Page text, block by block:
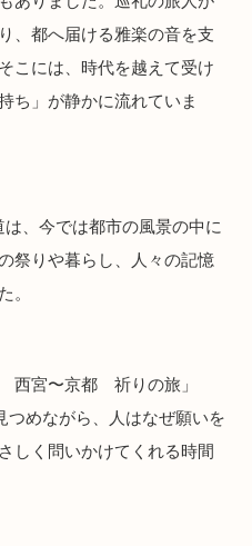
、都へ届ける雅楽の音を支
こには、時代を越えて受け
ち」が静かに流れていま
、今では都市の風景の中に
祭りや暮らし、人々の記憶
。
西宮〜京都 祈りの旅」
つめながら、人はなぜ願いを
しく問いかけてくれる時間